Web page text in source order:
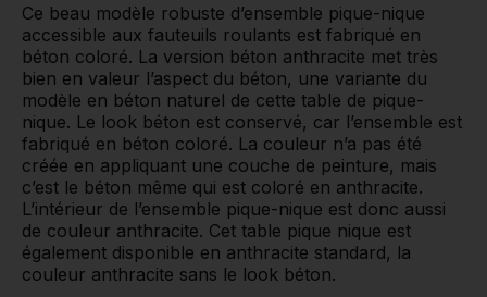
Ce beau modèle robuste d’ensemble pique-nique
accessible aux fauteuils roulants est fabriqué en
béton coloré. La version béton anthracite met très
bien en valeur l’aspect du béton, une variante du
modèle en béton naturel de cette table de pique-
nique. Le look béton est conservé, car l’ensemble est
fabriqué en béton coloré. La couleur n’a pas été
créée en appliquant une couche de peinture, mais
c’est le béton même qui est coloré en anthracite.
L’intérieur de l’ensemble pique-nique est donc aussi
de couleur anthracite. Cet table pique nique est
également disponible en anthracite standard, la
couleur anthracite sans le look béton.